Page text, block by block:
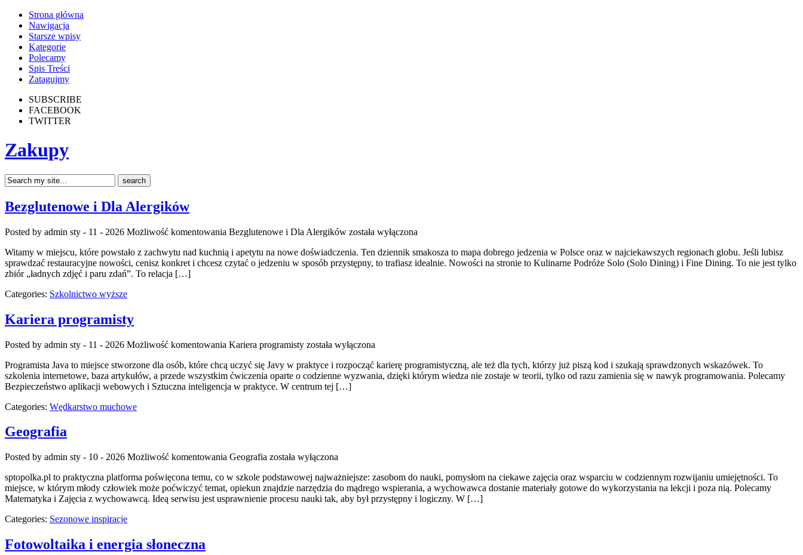
Strona główna
Nawigacja
Starsze wpisy
Kategorie
Polecamy
Spis Treści
Zatagujmy
SUBSCRIBE
FACEBOOK
TWITTER
Zakupy
Bezglutenowe i Dla Alergików
Posted by admin sty - 11 - 2026 Możliwość komentowania Bezglutenowe i Dla Alergików została wyłączona
Witamy w miejscu, które powstało z zachwytu nad kuchnią i apetytu na nowe doświadczenia. Ten dziennik smakosza to mapa dobrego jedzenia w Polsce oraz w najciekawszych regionach globu. Jeśli lubisz
sprawdzać restauracyjne nowości, cenisz konkret i chcesz czytać o jedzeniu w sposób przystępny, to trafiasz idealnie. Nowości na stronie to Kulinarne Podróże Solo (Solo Dining) i Fine Dining. To nie jest tylko
zbiór „ładnych zdjęć i paru zdań”. To relacja […]
Categories: Szkolnictwo wyższe
Kariera programisty
Posted by admin sty - 11 - 2026 Możliwość komentowania Kariera programisty została wyłączona
Programista Java to miejsce stworzone dla osób, które chcą uczyć się Javy w praktyce i rozpocząć karierę programistyczną, ale też dla tych, którzy już piszą kod i szukają sprawdzonych wskazówek. To
szkolenia internetowe, baza artykułów, a przede wszystkim ćwiczenia oparte o codzienne wyzwania, dzięki którym wiedza nie zostaje w teorii, tylko od razu zamienia się w nawyk programowania. Polecamy
Bezpieczeństwo aplikacji webowych i Sztuczna inteligencja w praktyce. W centrum tej […]
Categories: Wędkarstwo muchowe
Geografia
Posted by admin sty - 10 - 2026 Możliwość komentowania Geografia została wyłączona
sptopolka.pl to praktyczna platforma poświęcona temu, co w szkole podstawowej najważniejsze: zasobom do nauki, pomysłom na ciekawe zajęcia oraz wsparciu w codziennym rozwijaniu umiejętności. To
miejsce, w którym młody człowiek może poćwiczyć temat, opiekun znajdzie narzędzia do mądrego wspierania, a wychowawca dostanie materiały gotowe do wykorzystania na lekcji i poza nią. Polecamy
Matematyka i Zajęcia z wychowawcą. Ideą serwisu jest usprawnienie procesu nauki tak, aby był przystępny i logiczny. W […]
Categories: Sezonowe inspiracje
Fotowoltaika i energia słoneczna